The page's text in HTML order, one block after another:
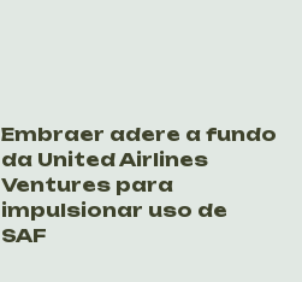
Embraer adere a fundo
da United Airlines
Ventures para
impulsionar uso de
SAF